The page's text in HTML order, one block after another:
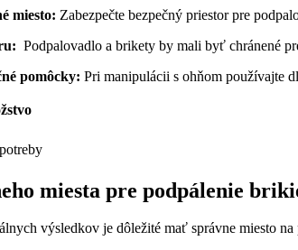
miesto: Zabezpečte⁤ bezpečný⁣ priestor pre
Podpalovadlo a ⁣brikety by mali byť chránené
⁤pomôcky: Pri⁣ manipulácii ⁣s ohňom používajte
miesta pre podpálenie
výsledkov je dôležité mať ⁣správne ‌miesto